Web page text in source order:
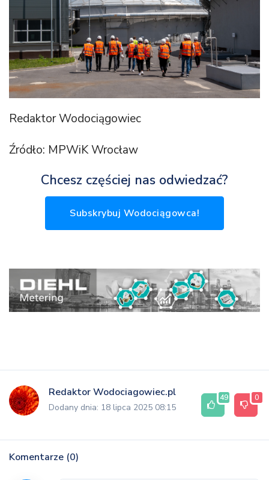
Redaktor Wodociągowiec
Źródło: MPWiK Wrocław
Chcesz częściej nas odwiedzać?
Subskrybuj Wodociągowca!
Redaktor Wodociagowiec.pl
Dodany dnia: 18 lipca 2025 08:15
49 0
Komentarze (0)